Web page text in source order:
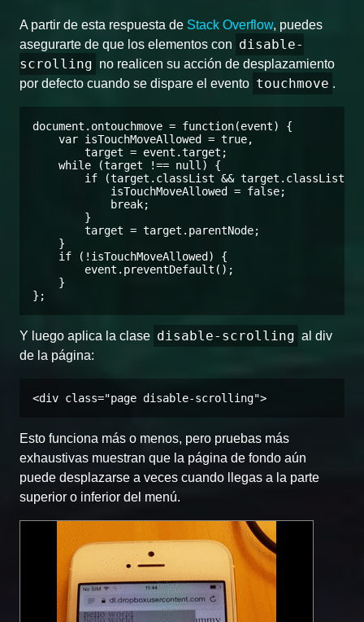
A partir de esta respuesta de Stack Overflow, puedes
asegurarte de que los elementos con disable-
scrolling no realicen su acción de desplazamiento
por defecto cuando se dispare el evento touchmove .
document.ontouchmove = function(event) {
    var isTouchMoveAllowed = true,
        target = event.target;
    while (target !== null) {
if (target.classList &&
            isTouchMoveAllowed = false;
            break;
        }
        target = target.parentNode;
    }
    if (!isTouchMoveAllowed) {
        event.preventDefault();
    }
};
Y luego aplica la clase disable-scrolling al div
de la página:
<div class="page disable-scrolling">
Esto funciona más o menos, pero pruebas más
exhaustivas muestran que la página de fondo aún
puede desplazarse a veces cuando llegas a la parte
superior o inferior del menú.